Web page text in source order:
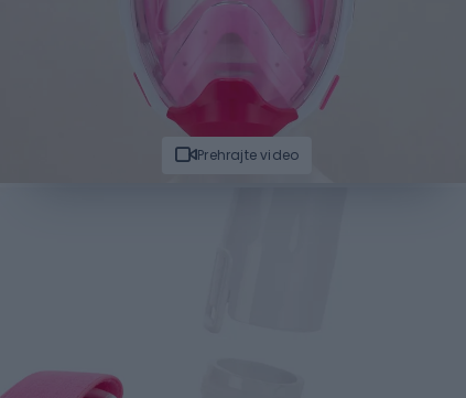
Prehrajte video